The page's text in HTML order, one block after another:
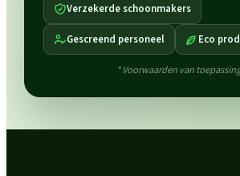
Verzekerde schoonmakers
Gescreend personeel Eco
* Voorwaarden van